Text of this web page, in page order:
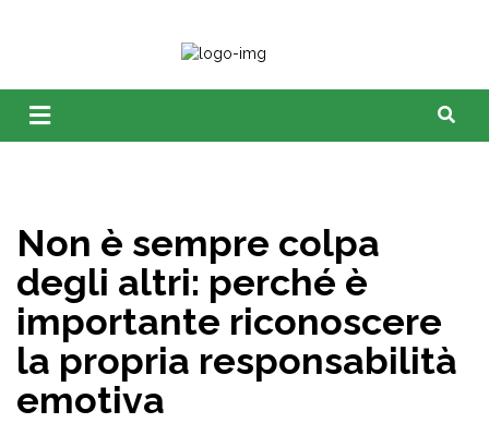
Non è sempre colpa
degli altri: perché è
importante riconoscere
la propria responsabilità
emotiva